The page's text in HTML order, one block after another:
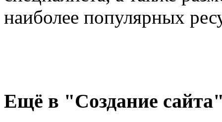
наиболее популярных
Ещё в "Создание